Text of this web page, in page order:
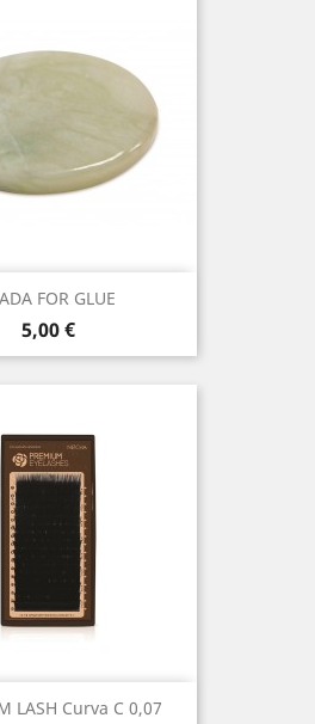
FOR GLUE
Prezzo
5,00 €
LASH Curva C 0,07